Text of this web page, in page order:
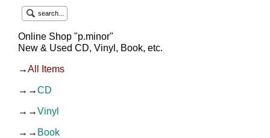
search...
Online Shop "p.minor"
New & Used CD, Vinyl, Book, etc.
→All Items
→→CD
→→Vinyl
→→ Book